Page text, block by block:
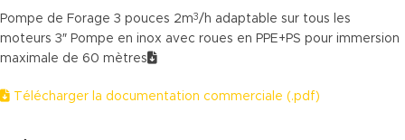
Pompe de Forage 3 pouces 2m3/h adaptable sur tous les
moteurs 3″ Pompe en inox avec roues en PPE+PS pour immersion
maximale de 60 mètres
Télécharger la documentation commerciale (.pdf)